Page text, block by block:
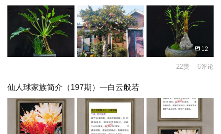
12
22赞 6评论
仙人球家族简介（197期）—白云般若